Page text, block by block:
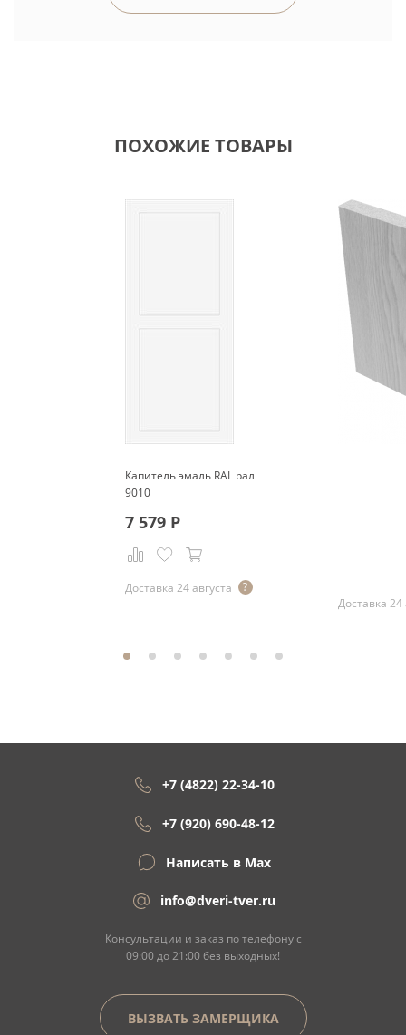
ПОХОЖИЕ ТОВАРЫ
Капитель эмаль RAL рал
9010
7 579Р
Доставка 24 августа
Доставка 24
+7 (4822) 22-34-10
+7 (920) 690-48-12
Написать в Max
info@dveri-tver.ru
Консультации и заказ по телефону с
09:00 до 21:00 без выходных!
ВЫЗВАТЬ ЗАМЕРЩИКА